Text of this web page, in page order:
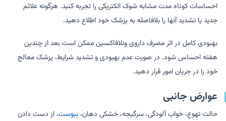
احساسات کوتاه مدت مشابه شوک الکتریکی را تجربه کنید. هرگونه علائم
جدید یا تشدید آنها را بلافاصله به پزشک خود اطلاع دهید.
بهبودی کامل در اثر مصرف داروی ونلافاکسین ممکن است بعد از چندین
هفته احساس شود. در صورت عدم بهبودی و تشدید شرایط، پزشک معالج
خود را در جریان امور قرار دهید.
عوارض جانبی
حالت تهوع، خواب آلودگی، سرگیجه، خشکی دهان،یبوست، از دست دادن